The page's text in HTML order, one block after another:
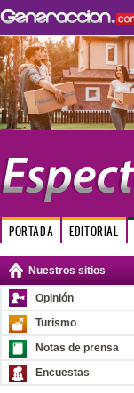
PORTADA EDITORIAL
Nuestros sitios
Opinión
Turismo
Notas de prensa
Encuestas